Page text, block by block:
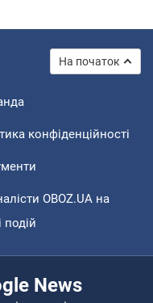
На початок
конфіденційності
OBOZ.UA на
подій
News